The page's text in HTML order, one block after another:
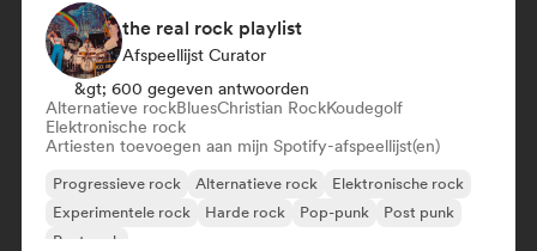
the real rock playlist
Afspeellijst Curator
&gt; 600 gegeven antwoorden
Alternatieve rockBluesChristian RockKoudegolf
Elektronische rock
Artiesten toevoegen aan mijn Spotify-afspeellijst(en)
Progressieve rock Alternatieve rock
Elektronische rock
Experimentele rock
Harde rock Pop-punk
Post punk
Post rock